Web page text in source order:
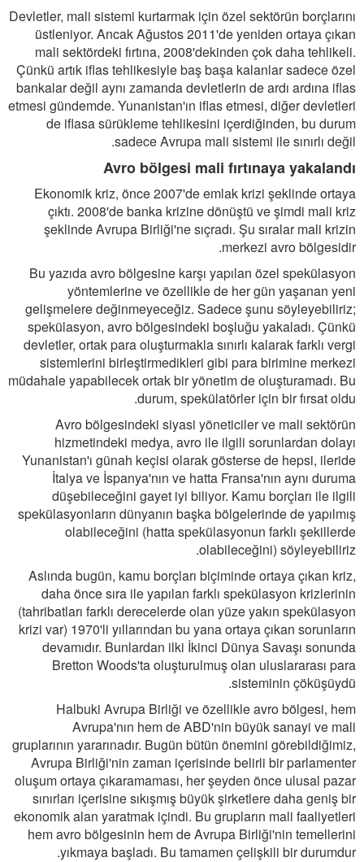
Devletler, mali sistemi kurtarmak için özel sektörün borçlarını
üstleniyor. Ancak Ağustos 2011'de yeniden ortaya çıkan
mali sektördeki fırtına, 2008'dekinden çok daha tehlikeli.
Çünkü artık iflas tehlikesiyle baş başa kalanlar sadece özel
bankalar değil aynı zamanda devletlerin de ardı ardına iflas
etmesi gündemde. Yunanistan'ın iflas etmesi, diğer devletleri
de iflasa sürükleme tehlikesini içerdiğinden, bu durum
sadece Avrupa mali sistemi ile sınırlı değil.
Avro bölgesi mali fırtınaya yakalandı
Ekonomik kriz, önce 2007'de emlak krizi şeklinde ortaya
çıktı. 2008'de banka krizine dönüştü ve şimdi mali kriz
şeklinde Avrupa Birliği'ne sıçradı. Şu sıralar mali krizin
merkezi avro bölgesidir.
Bu yazıda avro bölgesine karşı yapılan özel spekülasyon
yöntemlerine ve özellikle de her gün yaşanan yeni
gelişmelere değinmeyeceğiz. Sadece şunu söyleyebiliriz;
spekülasyon, avro bölgesindeki boşluğu yakaladı. Çünkü
devletler, ortak para oluşturmakla sınırlı kalarak farklı vergi
sistemlerini birleştirmedikleri gibi para birimine merkezi
müdahale yapabilecek ortak bir yönetim de oluşturamadı. Bu
durum, spekülatörler için bir fırsat oldu.
Avro bölgesindeki siyasi yöneticiler ve mali sektörün
hizmetindeki medya, avro ile ilgili sorunlardan dolayı
Yunanistan'ı günah keçisi olarak gösterse de hepsi, ileride
İtalya ve İspanya'nın ve hatta Fransa'nın aynı duruma
düşebileceğini gayet iyi biliyor. Kamu borçları ile ilgili
spekülasyonların dünyanın başka bölgelerinde de yapılmış
olabileceğini (hatta spekülasyonun farklı şekillerde
olabileceğini) söyleyebiliriz.
Aslında bugün, kamu borçları biçiminde ortaya çıkan kriz,
daha önce sıra ile yapılan farklı spekülasyon krizlerinin
(tahribatları farklı derecelerde olan yüze yakın spekülasyon
krizi var) 1970'li yıllarından bu yana ortaya çıkan sorunların
devamıdır. Bunlardan ilki İkinci Dünya Savaşı sonunda
Bretton Woods'ta oluşturulmuş olan uluslararası para
sisteminin çöküşüydü.
Halbuki Avrupa Birliği ve özellikle avro bölgesi, hem
Avrupa'nın hem de ABD'nin büyük sanayi ve mali
gruplarının yararınadır. Bugün bütün önemini görebildiğimiz,
Avrupa Birliği'nin zaman içerisinde belirli bir parlamenter
oluşum ortaya çıkaramaması, her şeyden önce ulusal pazar
sınırları içerisine sıkışmış büyük şirketlere daha geniş bir
ekonomik alan yaratmak içindi. Bu grupların mali faaliyetleri
hem avro bölgesinin hem de Avrupa Birliği'nin temellerini
yıkmaya başladı. Bu tamamen çelişkili bir durumdur.